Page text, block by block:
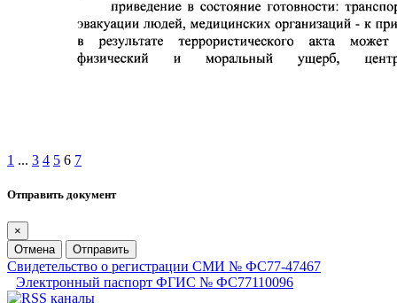
1 ... 3 4 5 6 7
Отправить документ
×
Отмена
Отправить
Свидетельство о регистрации СМИ № ФС77-47467
Электронный паспорт ФГИС № ФС77110096